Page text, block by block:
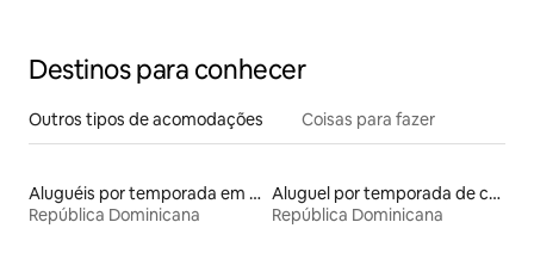
Destinos para conhecer
Outros tipos de acomodações Coisas para fazer
Aluguéis por temporada em hotéis-fazenda
República Dominicana
Aluguel por temporada de contêineres
República Dominicana